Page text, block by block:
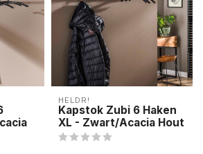
HELDR!
Kapstok Zubi 6 Haken
XL - Zwart/Acacia Hout